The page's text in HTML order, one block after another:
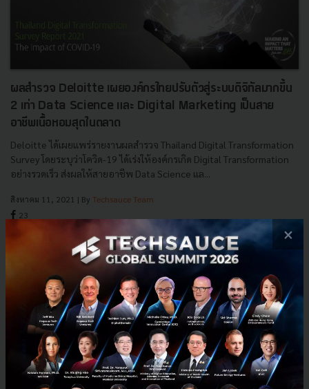
ผลสำรวจ Deloitte เผยองค์กรไทยปรับตัวสู่ระบบดิจิทัลมากขึ้น
2 เท่า Data Science และ Digital Marketing เป็นสาย
อาชีพเนื้อหอมสุดในตลาด
Deloitte ได้เผยแพร่รายงานผลสำรวจ Thailand Digital Transformation
Survey โดยระบุว่าโควิด-19 ได้เร่งให้องค์กรเกิด Digital Transformation
อย่างรวดเร็ว ส่งผลให้สายอาชีพ Data Science แล...
สิงหาคม 11, 2021 | By Techsauce Team
23
covid-19 data-science digital-marketing ×